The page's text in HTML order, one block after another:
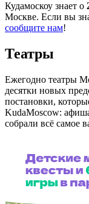
Кудамоскоу знает о
Москве. Если вы
сообщите нам!
Театры
Ежегодно театры
десятки новых
постановки,
KudaMoscow:
собрали всё самое